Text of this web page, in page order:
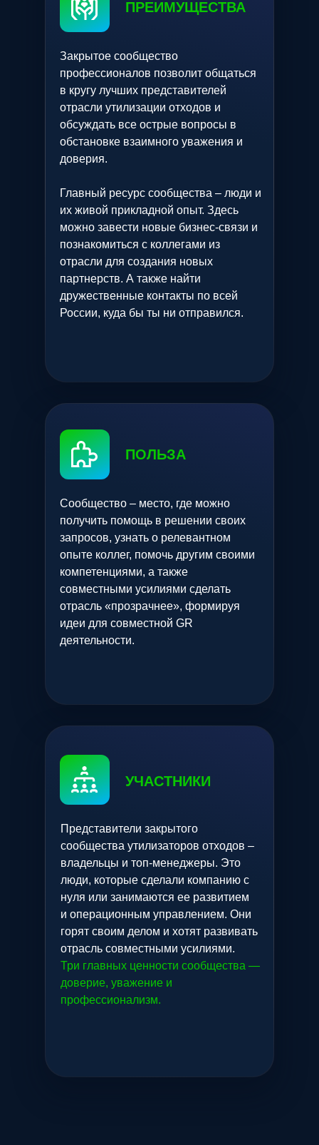
ПРЕИМУЩЕСТВА
Закрытое сообщество
профессионалов позволит общаться
в кругу лучших представителей
отрасли утилизации отходов и
обсуждать все острые вопросы в
обстановке взаимного уважения и
доверия.
Главный ресурс сообщества – люди и
их живой прикладной опыт. Здесь
можно завести новые бизнес-связи и
познакомиться с коллегами из
отрасли для создания новых
партнерств. А также найти
дружественные контакты по всей
России, куда бы ты ни отправился.
ПОЛЬЗА
Сообщество – место, где можно
получить помощь в решении своих
запросов, узнать о релевантном
опыте коллег, помочь другим своими
компетенциями, а также
совместными усилиями сделать
отрасль «прозрачнее», формируя
идеи для совместной GR
деятельности.
УЧАСТНИКИ
Представители закрытого
сообщества утилизаторов отходов –
владельцы и топ-менеджеры. Это
люди, которые сделали компанию с
нуля или занимаются ее развитием
и операционным управлением. Они
горят своим делом и хотят развивать
отрасль совместными усилиями.
Три главных ценности сообщества —
доверие, уважение и
профессионализм.